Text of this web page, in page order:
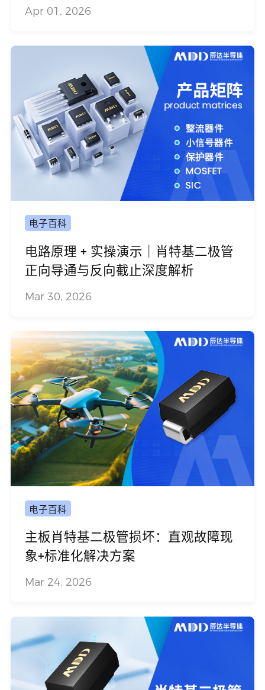
Apr 01, 2026
电子百科
电路原理 + 实操演示｜肖特基二极管
正向导通与反向截止深度解析
Mar 30, 2026
电子百科
主板肖特基二极管损坏：直观故障现
象+标准化解决方案
Mar 24, 2026